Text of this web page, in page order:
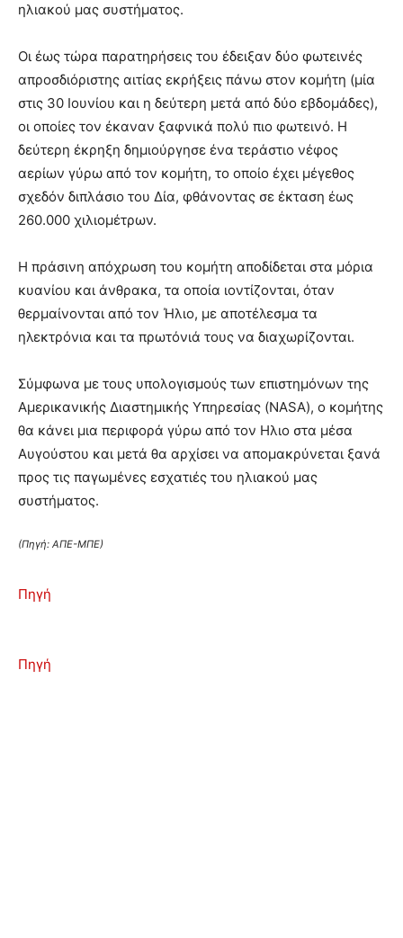
ηλιακού μας συστήματος.
Οι έως τώρα παρατηρήσεις του έδειξαν δύο φωτεινές
απροσδιόριστης αιτίας εκρήξεις πάνω στον κομήτη (μία
στις 30 Ιουνίου και η δεύτερη μετά από δύο εβδομάδες),
οι οποίες τον έκαναν ξαφνικά πολύ πιο φωτεινό. Η
δεύτερη έκρηξη δημιούργησε ένα τεράστιο νέφος
αερίων γύρω από τον κομήτη, το οποίο έχει μέγεθος
σχεδόν διπλάσιο του Δία, φθάνοντας σε έκταση έως
260.000 χιλιομέτρων.
Η πράσινη απόχρωση του κομήτη αποδίδεται στα μόρια
κυανίου και άνθρακα, τα οποία ιοντίζονται, όταν
θερμαίνονται από τον Ήλιο, με αποτέλεσμα τα
ηλεκτρόνια και τα πρωτόνιά τους να διαχωρίζονται.
Σύμφωνα με τους υπολογισμούς των επιστημόνων της
Αμερικανικής Διαστημικής Υπηρεσίας (NASA), o κομήτης
θα κάνει μια περιφορά γύρω από τον Ηλιο στα μέσα
Αυγούστου και μετά θα αρχίσει να απομακρύνεται ξανά
προς τις παγωμένες εσχατιές του ηλιακού μας
συστήματος.
(Πηγή: ΑΠΕ-ΜΠΕ)
Πηγή
Πηγή